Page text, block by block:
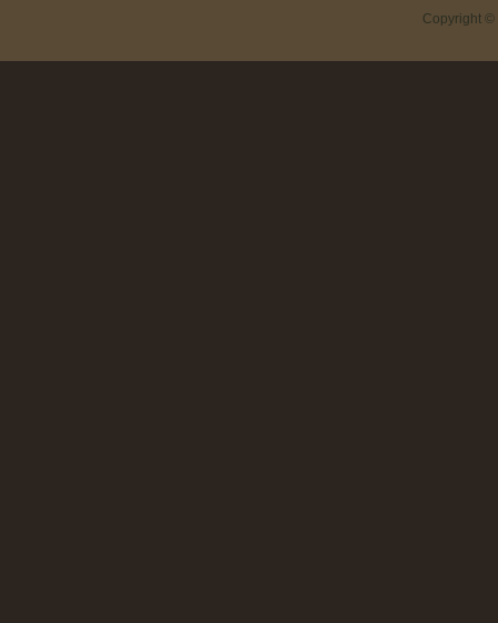
Copyright ©